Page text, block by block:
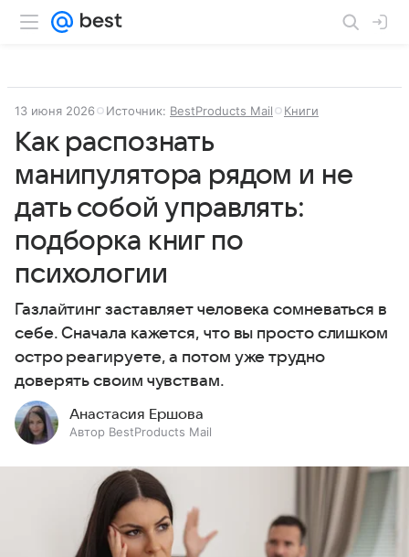
13 июня 2026 Источник: BestProducts Mail Книги
Как распознать
манипулятора рядом и не
дать собой управлять:
подборка книг по
психологии
Газлайтинг заставляет человека сомневаться в
себе. Сначала кажется, что вы просто слишком
остро реагируете, а потом уже трудно
доверять своим чувствам.
Анастасия Ершова
Автор BestProducts Mail